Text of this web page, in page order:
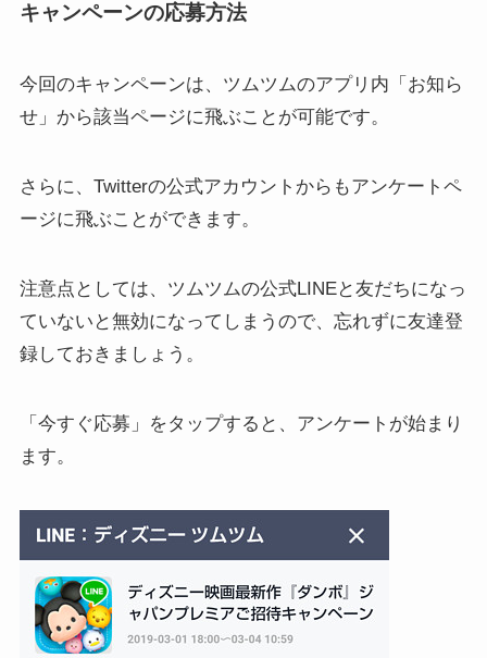
キャンペーンの応募方法
今回のキャンペーンは、ツムツムのアプリ内「お知ら
せ」から該当ページに飛ぶことが可能です。
さらに、Twitterの公式アカウントからもアンケートペ
ージに飛ぶことができます。
注意点としては、ツムツムの公式LINEと友だちになっ
ていないと無効になってしまうので、忘れずに友達登
録しておきましょう。
「今すぐ応募」をタップすると、アンケートが始まり
ます。